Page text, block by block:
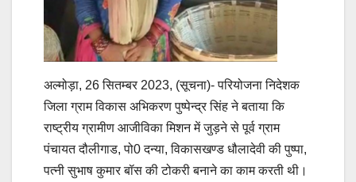
अल्मोड़ा, 26 सितम्बर 2023, (सूचना)- परियोजना निदेशक
जिला ग्राम विकास अभिकरण पुष्पेन्द्र सिंह ने बताया कि
राष्ट्रीय ग्रामीण आजीविका मिशन में जुड़ने से पूर्व ग्राम
पंचायत दौलीगाड, पो0 दन्या, विकासखण्ड धौलादेवी की पुष्पा,
पत्नी सुभाष कुमार बॉस की टोकरी बनाने का काम करती थी।